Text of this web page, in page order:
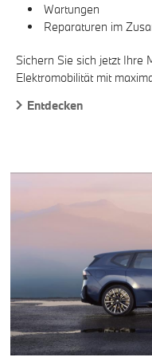
Wartungen
Reparaturen im
Sichern Sie sich jetzt Ihre
Elektromobilität mit
Entdecken